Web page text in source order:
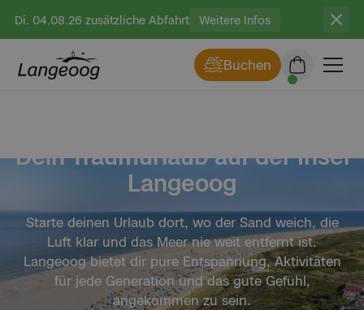
Di. 04.08.26 zusätzliche Abfahrt Weitere Infos
Buchen
Dein Traumurlaub auf der Insel
Langeoog
Starte deinen Urlaub dort, wo der Sand weich, die
Luft klar und das Meer nie weit entfernt ist.
Langeoog bietet dir pure Entspannung, Aktivitäten
für jede Generation und das gute Gefühl,
angekommen zu sein.